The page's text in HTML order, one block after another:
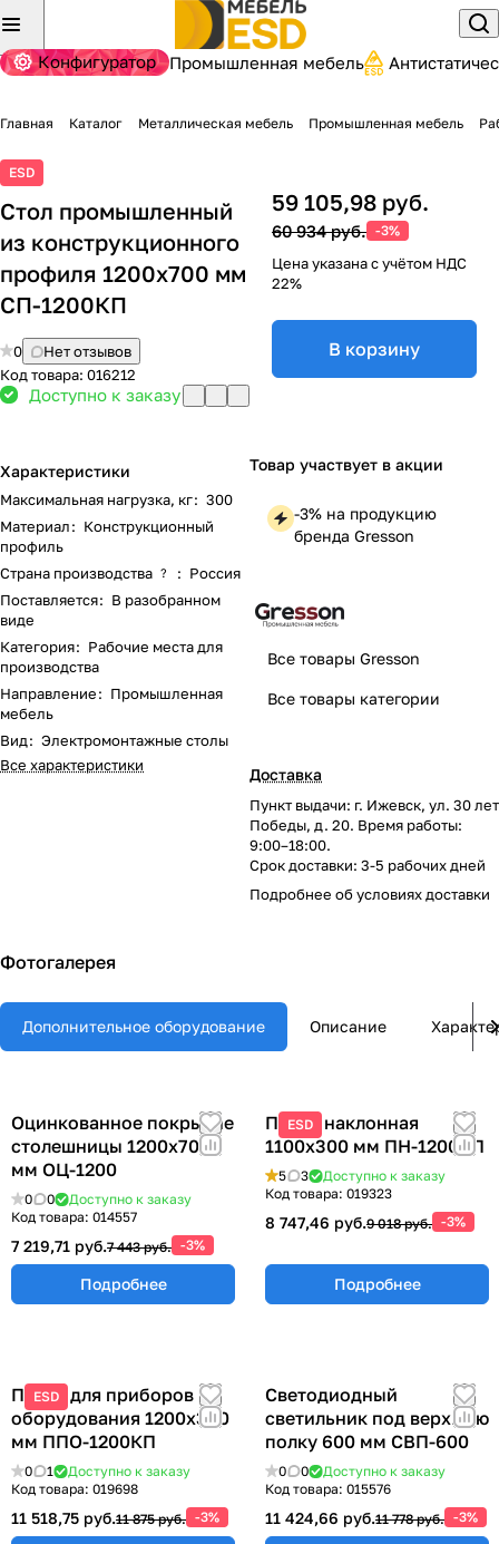
Конфигуратор Промышленная мебель
Главная Каталог Металлическая мебель Промышленная мебель
ESD
Стол промышленный
из конструкционного
профиля 1200х700 мм
СП-1200КП
0
Нет отзывов
Код товара: 016212
Доступно к заказу
Характеристики
Максимальная нагрузка, кг: 300
Материал: Конструкционный
профиль
Страна производства ? : Россия
Поставляется: В разобранном
виде
Категория: Рабочие места для
производства
Направление: Промышленная
мебель
Вид: Электромонтажные столы
Все характеристики
59 105,98 руб.
60 934 руб. -3%
Цена указана с учётом НДС
22%
В корзину
Товар участвует в акции
-3% на продукцию
бренда Gresson
Все товары Gresson
Все товары категории
Доставка
Пункт выдачи: г. Ижевск, ул. 30 лет
Победы, д. 20. Время работы:
9:00–18:00.
Срок доставки: 3-5 рабочих дней
Подробнее обусловиях доставки
Фотогалерея
Дополнительное оборудование Описание
Оцинкованное покрытие
столешницы 1200х700
мм ОЦ-1200
0 0
Доступно к заказу
Код товара: 014557
7 219,71 руб.7 443 руб. -3%
Подробнее
ESD
Полка наклонная
1100х300 мм ПН-1200КП
5 3
Доступно к заказу
Код товара: 019323
8 747,46 руб.9 018 руб. -3%
Подробнее
ESD
Полка для приборов и
оборудования 1200х300
мм ППО-1200КП
0 1
Доступно к заказу
Код товара: 019698
11 518,75 руб.11 875 руб. -3%
Светодиодный
светильник под верхнюю
полку 600 мм СВП-600
0 0
Доступно к заказу
Код товара: 015576
11 424,66 руб.11 778 руб. -3%